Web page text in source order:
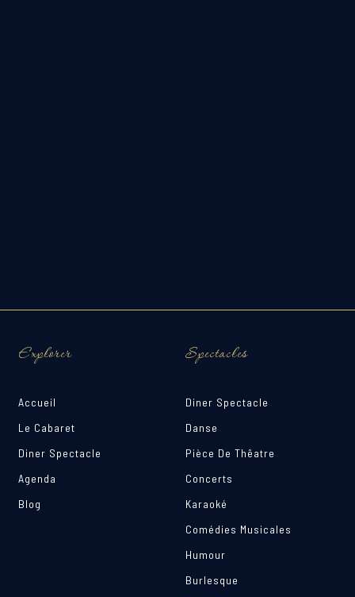
Explorer
Accueil
Le Cabaret
Diner Spectacle
Agenda
Blog
Spectacles
Diner Spectacle
Danse
Pièce De Thêatre
Concerts
Karaoké
Comédies Musicales
Humour
Burlesque